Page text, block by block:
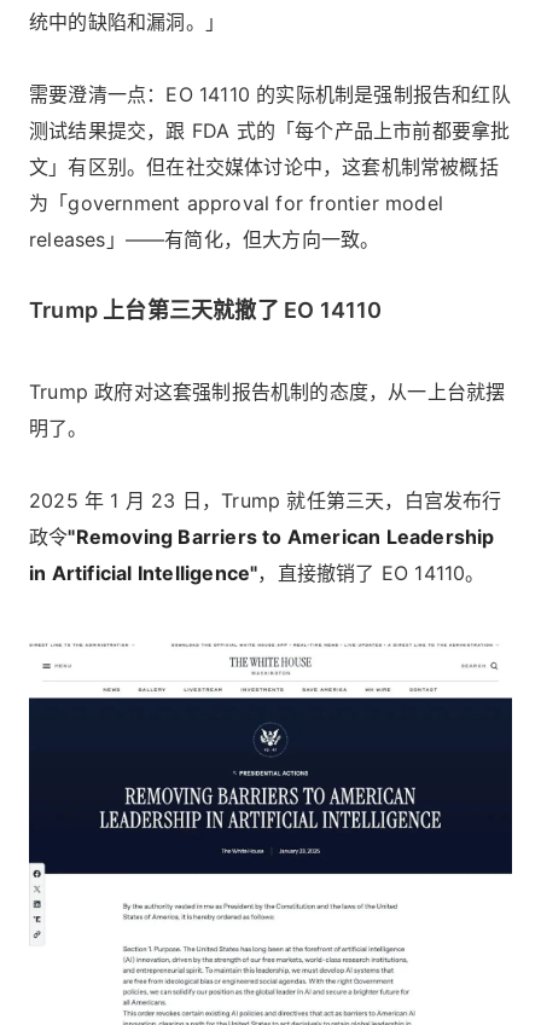
统中的缺陷和漏洞。」
需要澄清一点：EO 14110 的实际机制是强制报告和红队
测试结果提交，跟 FDA 式的「每个产品上市前都要拿批
文」有区别。但在社交媒体讨论中，这套机制常被概括
为「government approval for frontier model
releases」——有简化，但大方向一致。
Trump 上台第三天就撤了 EO 14110
Trump 政府对这套强制报告机制的态度，从一上台就摆
明了。
2025 年 1 月 23 日，Trump 就任第三天，白宫发布行
政令"Removing Barriers to American Leadership
in Artificial Intelligence"，直接撤销了 EO 14110。